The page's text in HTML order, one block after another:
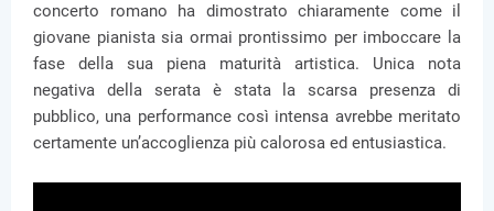
concerto romano ha dimostrato chiaramente come il
giovane pianista sia ormai prontissimo per imboccare la
fase della sua piena maturità artistica. Unica nota
negativa della serata è stata la scarsa presenza di
pubblico, una performance così intensa avrebbe meritato
certamente un’accoglienza più calorosa ed entusiastica.